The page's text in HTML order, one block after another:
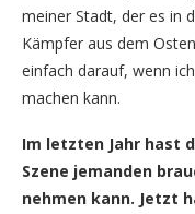
meiner Stadt, der es in
Kämpfer aus dem
einfach darauf, wenn
machen kann.
Im letzten Jahr hast
Szene jemanden
nehmen kann. Jetzt